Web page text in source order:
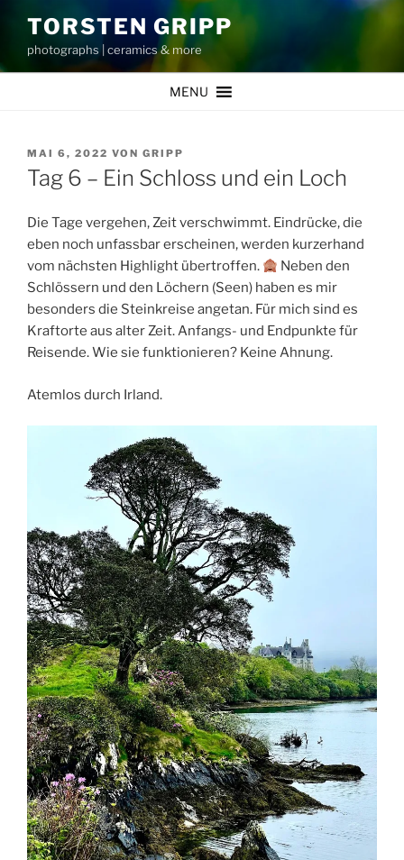
Inhalt
springen
TORSTEN GRIPP
photographs | ceramics & more
MENU
VERÖFFENTLICHT
AM
MAI 6, 2022 VON GRIPP
Tag 6 – Ein Schloss und ein Loch
Die Tage vergehen, Zeit verschwimmt. Eindrücke, die
eben noch unfassbar erscheinen, werden kurzerhand
vom nächsten Highlight übertroffen.
Neben den
Schlössern und den Löchern (Seen) haben es mir
besonders die Steinkreise angetan. Für mich sind es
Kraftorte aus alter Zeit. Anfangs- und Endpunkte für
Reisende. Wie sie funktionieren? Keine Ahnung.
Atemlos durch Irland.